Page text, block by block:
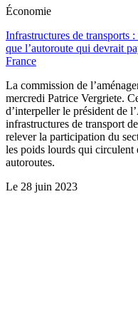
Économie
Infrastructures de transports
que l’autoroute qui devrait
France
La commission de
mercredi Patrice Vergriete.
d’interpeller le président de
infrastructures de transport
relever la participation du
les poids lourds qui circulent
autoroutes.
Le 28 juin 2023